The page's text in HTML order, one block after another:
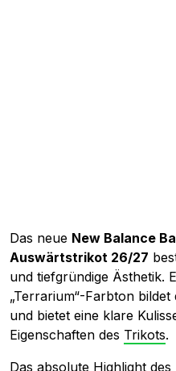
Das neue New Balance
Auswärtstrikot 26/27
und tiefgründige Ästhetik.
„Terrarium“-Farbton bildet
und bietet eine klare
Eigenschaften des Trikots.
Das absolute Highlight